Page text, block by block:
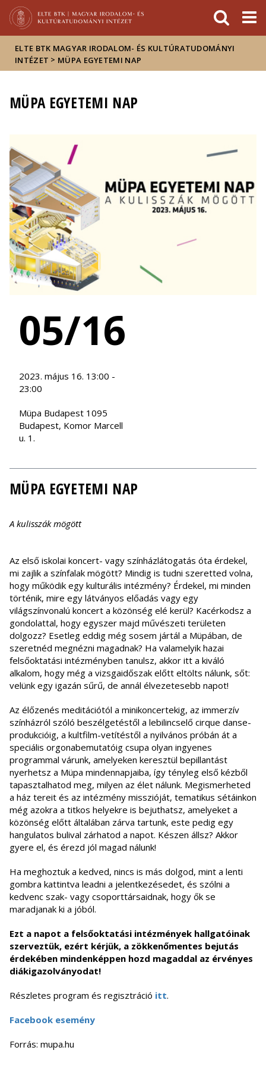
Hírek
Események
ELTE a
sajtóban
ELTE BTK MAGYAR IRODALOM- ÉS KULTÚRATUDOMÁNYI
INTÉZET > MÜPA EGYETEMI NAP
MÜPA EGYETEMI NAP
05/16
2023. május 16. 13:00 -
23:00
Müpa Budapest 1095
Budapest, Komor Marcell
u. 1.
MÜPA EGYETEMI NAP
A kulisszák mögött
Az első iskolai koncert- vagy színházlátogatás óta érdekel,
mi zajlik a színfalak mögött? Mindig is tudni szeretted volna,
hogy működik egy kulturális intézmény? Érdekel, mi minden
történik, mire egy látványos előadás vagy egy
világszínvonalú koncert a közönség elé kerül? Kacérkodsz a
gondolattal, hogy egyszer majd művészeti területen
dolgozz? Esetleg eddig még sosem jártál a Müpában, de
szeretnéd megnézni magadnak? Ha valamelyik hazai
felsőoktatási intézményben tanulsz, akkor itt a kiváló
alkalom, hogy még a vizsgaidőszak előtt eltölts nálunk, sőt:
velünk egy igazán sűrű, de annál élvezetesebb napot!
Az élőzenés meditációtól a minikoncertekig, az immerzív
színházról szóló beszélgetéstől a lebilincselő cirque danse-
produkcióig, a kultfilm-vetítéstől a nyilvános próbán át a
speciális orgonabemutatóig csupa olyan ingyenes
programmal várunk, amelyeken keresztül bepillantást
nyerhetsz a Müpa mindennapjaiba, így tényleg első kézből
tapasztalhatod meg, milyen az élet nálunk. Megismerheted
a ház tereit és az intézmény misszióját, tematikus sétáinkon
még azokra a titkos helyekre is bejuthatsz, amelyeket a
közönség előtt általában zárva tartunk, este pedig egy
hangulatos bulival zárhatod a napot. Készen állsz? Akkor
gyere el, és érezd jól magad nálunk!
Ha meghoztuk a kedved, nincs is más dolgod, mint a lenti
gombra kattintva leadni a jelentkezésedet, és szólni a
kedvenc szak- vagy csoporttársaidnak, hogy ők se
maradjanak ki a jóból.
Ezt a napot a felsőoktatási intézmények hallgatóinak
szerveztük, ezért kérjük, a zökkenőmentes bejutás
érdekében mindenképpen hozd magaddal az érvényes
diákigazolványodat!
Részletes program és regisztráció itt.
Facebook esemény
Forrás: mupa.hu